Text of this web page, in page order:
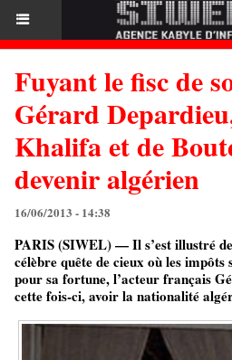
Fuyant le fisc de
Gérard
Khalifa et de
devenir algérien
16/06/2013 - 14:38
PARIS (SIWEL) — Il s’est illustré
célèbre quête de cieux où les
pour sa fortune, l’acteur français
cette fois-ci, avoir la nationalité